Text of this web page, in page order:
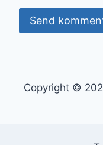
Copyright ©